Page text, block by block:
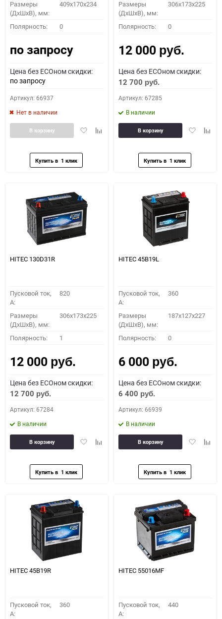
Размеры
(ДхШхВ), мм:
409x170x234
Полярность: 0
по запросу
Цена без ECOном скидки:
по запросу
Артикул: 66937
Нет в наличии
ДобавитьДобавить
В корзину
Размеры
(ДхШхВ), мм:
306x173x225
Полярность: 0
12 000 руб.
Цена без ECOном скидки:
12 700 руб.
Артикул: 67285
В наличии
Добавить
В корзину
HITEC 130D31R
Пусковой ток,
A:
820
Размеры
(ДхШхВ), мм:
306x173x225
Полярность: 1
12 000 руб.
Цена без ECOном скидки:
12 700 руб.
Артикул: 67284
В наличии
ДобавитьДобавить
В корзину
HITEC 45B19L
Пусковой ток,
A:
360
Размеры
(ДхШхВ), мм:
187x127x227
Полярность: 0
6 000 руб.
Цена без ECOном скидки:
6 400 руб.
Артикул: 66939
В наличии
Добавить
В корзину
HITEC 45B19R
Пусковой ток,
A:
360
HITEC 55016MF
Пусковой ток,
A:
440